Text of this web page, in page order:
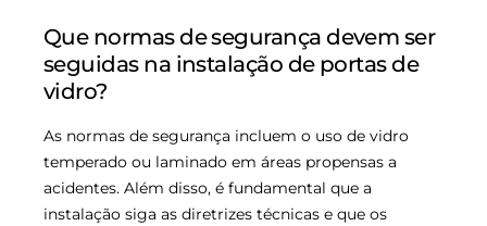
Que normas de segurança devem ser
seguidas na instalação de portas de
vidro?
As normas de segurança incluem o uso de vidro
temperado ou laminado em áreas propensas a
acidentes. Além disso, é fundamental que a
instalação siga as diretrizes técnicas e que os